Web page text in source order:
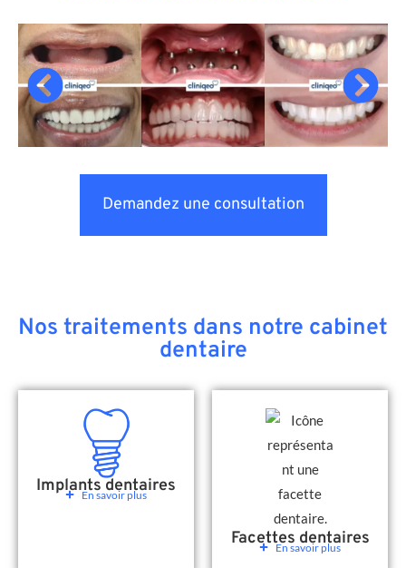
Demandez une consultation
Nos traitements dans notre cabinet
dentaire
Implants dentaires
En savoir plus
Facettes dentaires
En savoir plus